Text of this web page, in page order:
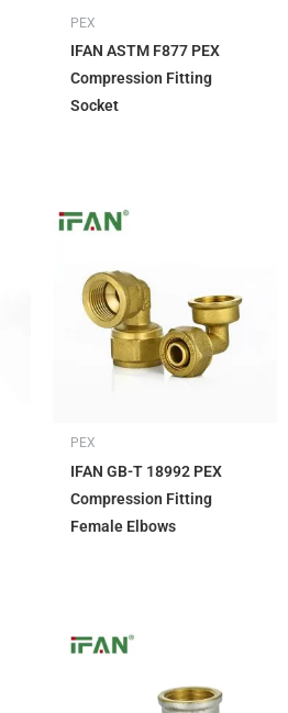
PEX
IFAN ASTM F877 PEX
Compression Fitting
Socket
PEX
IFAN GB-T 18992 PEX
Compression Fitting
Female Elbows